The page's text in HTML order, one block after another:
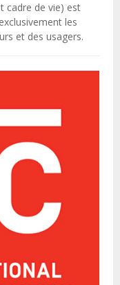
cadre de vie) est
les
et des usagers.